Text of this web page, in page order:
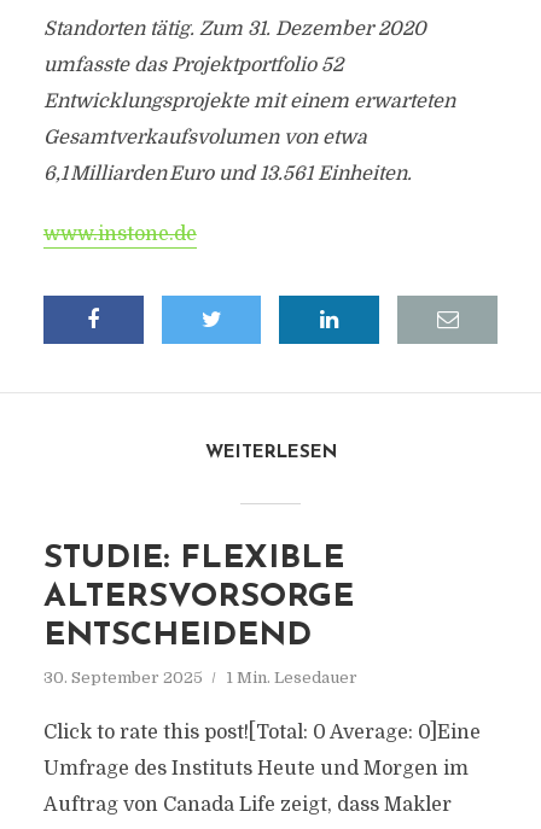
Standorten tätig. Zum 31. Dezember 2020
umfasste das Projektportfolio 52
Entwicklungsprojekte mit einem erwarteten
Gesamtverkaufsvolumen von etwa
6,1 Milliarden Euro und 13.561 Einheiten.
www.instone.de
WEITERLESEN
STUDIE: FLEXIBLE
ALTERSVORSORGE
ENTSCHEIDEND
30. September 2025 1 Min. Lesedauer
Click to rate this post![Total: 0 Average: 0]Eine
Umfrage des Instituts Heute und Morgen im
Auftrag von Canada Life zeigt, dass Makler